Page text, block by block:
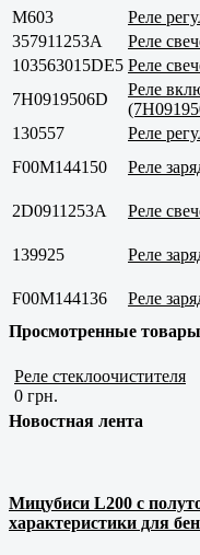
M603
Реле
357911253A
Реле
103563015DE5 Реле
7H0919506D
Реле
130557
Реле
F00M144150
Реле
2D0911253A
Реле
139925
Реле
F00M144136
Реле
Просмотренные
Реле стеклоочистителя
0 грн.
Новостная лента
Мицубиси L200 с
характеристики для